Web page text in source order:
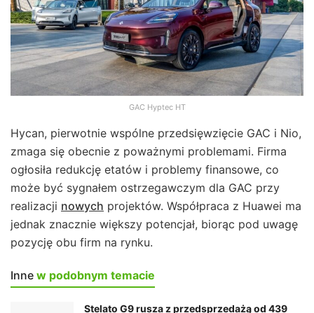
GAC Hyptec HT
Hycan, pierwotnie wspólne przedsięwzięcie GAC i Nio,
zmaga się obecnie z poważnymi problemami. Firma
ogłosiła redukcję etatów i problemy finansowe, co
może być sygnałem ostrzegawczym dla GAC przy
realizacji nowych projektów. Współpraca z Huawei ma
jednak znacznie większy potencjał, biorąc pod uwagę
pozycję obu firm na rynku.
Inne w podobnym temacie
Stelato G9 rusza z przedsprzedażą od 439